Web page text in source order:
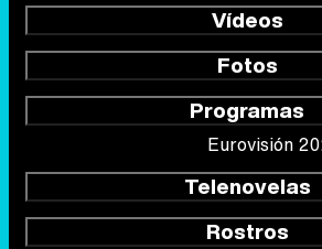
Vídeos
Fotos
Programas
Eurovisión
Telenovelas
Rostros